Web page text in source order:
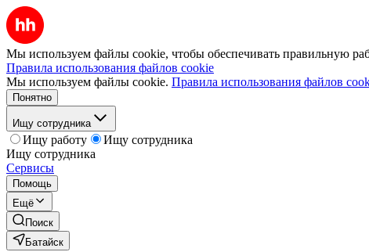
Мы используем файлы cookie, чтобы обеспечивать правильную
Правила использования файлов cookie
Мы используем файлы cookie. Правила использования файлов
Понятно
Ищу сотрудника
Ищу работу
Ищу сотрудника
Ищу сотрудника
Сервисы
Помощь
Ещё
Поиск
Батайск